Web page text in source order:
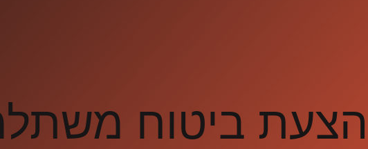
הצעת ביטוח